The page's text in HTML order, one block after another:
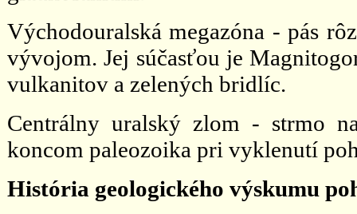
Východouralská megazóna - pás
vývojom. Jej súčasťou je
vulkanitov a zelených bridlíc.
Centrálny uralský zlom - strmo
koncom paleozoika pri vyklenutí
História geologického výskumu